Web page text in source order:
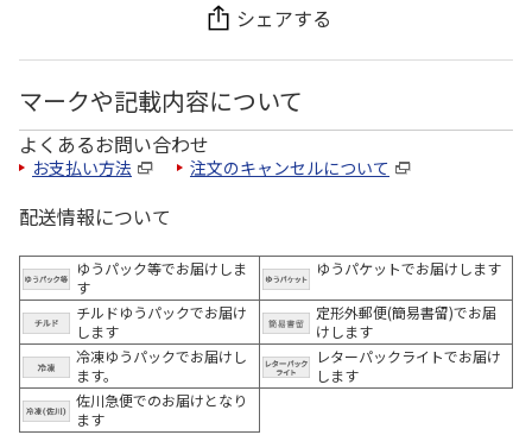
シェアする
マークや記載内容について
よくあるお問い合わせ
お支払い方法 注文のキャンセルについて
配送情報について
ゆうパック等でお届けしま
す
ゆうパケットでお届けします
チルドゆうパックでお届け
します
定形外郵便(簡易書留)でお届
けします
冷凍ゆうパックでお届けし
ます。
レターパックライトでお届け
します
佐川急便でのお届けとなり
ます